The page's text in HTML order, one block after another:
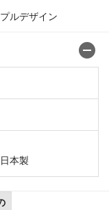
ルデザイン
本製